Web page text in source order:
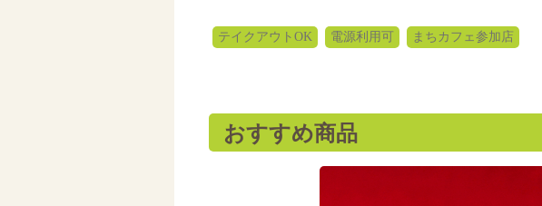
テイクアウトOK 電源利用可 まちカフェ参加店
おすすめ商品